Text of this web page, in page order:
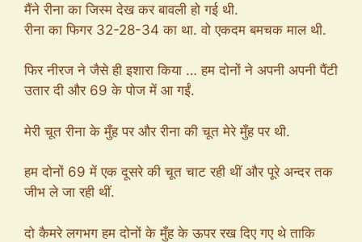
मैंने रीना का जिस्म देख कर बावली हो गई थी.
रीना का फिगर 32-28-34 का था. वो एकदम बमचक माल थी.
फिर नीरज ने जैसे ही इशारा किया … हम दोनों ने अपनी अपनी पैंटी
उतार दी और 69 के पोज में आ गईं.
मेरी चूत रीना के मुँह पर और रीना की चूत मेरे मुँह पर थी.
हम दोनों 69 में एक दूसरे की चूत चाट रही थीं और पूरे अन्दर तक
जीभ ले जा रही थीं.
दो कैमरे लगभग हम दोनों के मुँह के ऊपर रख दिए गए थे ताकि